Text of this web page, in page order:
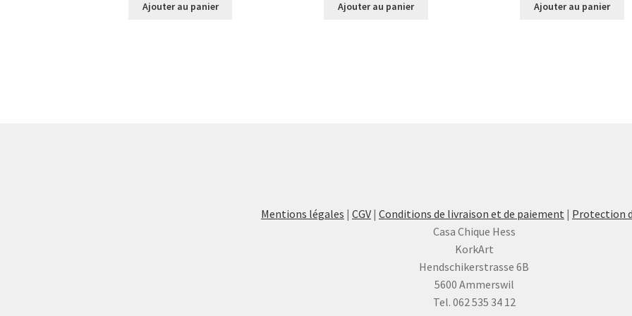
Ajouter au panier Ajouter au panier Ajouter au panier
Mentions légales | CGV | Conditions de livraison et de paiement | Protection
Casa Chique Hess
KorkArt
Hendschikerstrasse 6B
5600 Ammerswil
Tel. 062 535 34 12